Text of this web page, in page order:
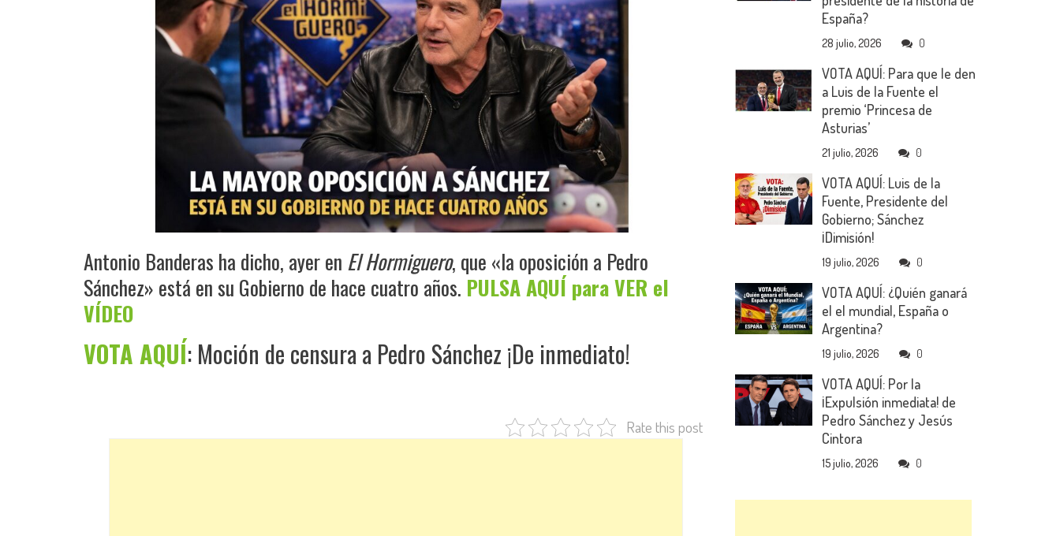
Antonio Banderas ha dicho, ayer en El Hormiguero, que «la oposición a Pedro
Sánchez» está en su Gobierno de hace cuatro años. PULSA AQUÍ para VER el
VÍDEO
VOTA AQUÍ: Moción de censura a Pedro Sánchez ¡De inmediato!
Rate this post
España?
28 julio, 2026 0
VOTA AQUÍ: Para que le den
a Luis de la Fuente el
premio ‘Princesa de
Asturias’
21 julio, 2026 0
VOTA AQUÍ: Luis de la
Fuente, Presidente del
Gobierno; Sánchez
¡Dimisión!
19 julio, 2026 0
VOTA AQUÍ: ¿Quién ganará
el el mundial, España o
Argentina?
19 julio, 2026 0
VOTA AQUÍ: Por la
¡Expulsión inmediata! de
Pedro Sánchez y Jesús
Cintora
15 julio, 2026 0